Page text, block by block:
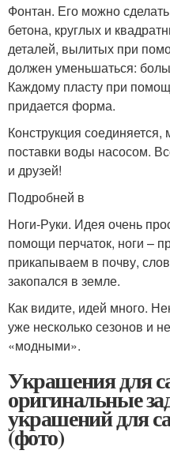
Фонтан. Его можно
бетона, круглых и
деталей, вылитых при
должен уменьшаться:
Каждому пласту при
придается форма.
Конструкция
поставки воды насосом.
и друзей!
Подробней в
Ноги-Руки. Идея очень
помощи перчаток, ноги –
прикапываем в почву,
закопался в земле.
Как видите, идей много.
уже несколько сезонов и
«модными».
Украшения для
оригинальные
украшений для
(фото)